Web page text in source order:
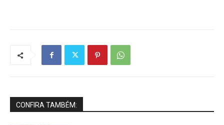
CONFIRA TAMBÉM: